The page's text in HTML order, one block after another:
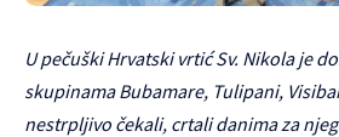
U pečuški Hrvatski vrtić Sv. Nikola je
skupinama Bubamare, Tulipani,
nestrpljivo čekali, crtali danima za